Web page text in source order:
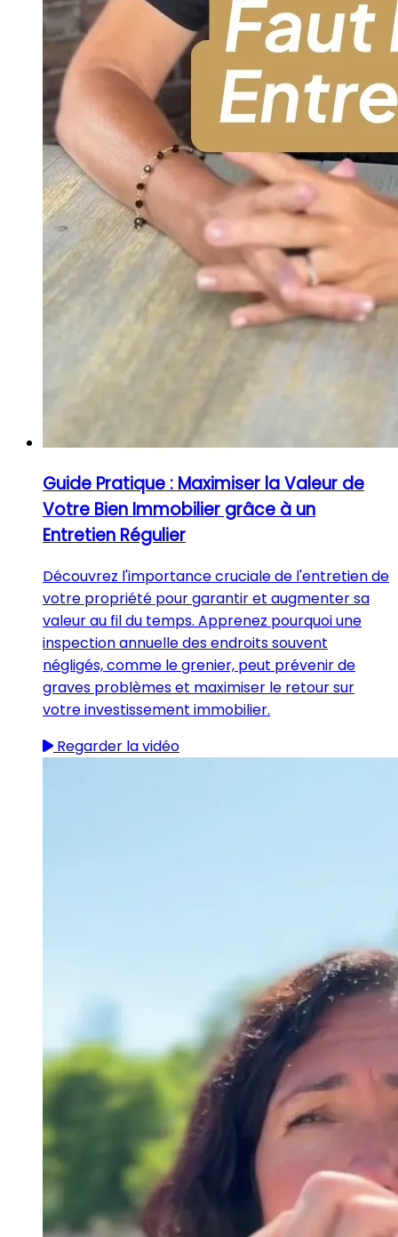
Guide Pratique : Maximiser la Valeur de
Votre Bien Immobilier grâce à un
Entretien Régulier
Découvrez l'importance cruciale de l'entretien de
votre propriété pour garantir et augmenter sa
valeur au fil du temps. Apprenez pourquoi une
inspection annuelle des endroits souvent
négligés, comme le grenier, peut prévenir de
graves problèmes et maximiser le retour sur
votre investissement immobilier.
Regarder la vidéo